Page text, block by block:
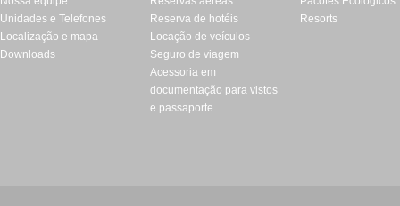
Unidades e Telefones
Localização e mapa
Downloads
Reserva de hotéis
Locação de veículos
Seguro de viagem
Acessoria em
documentação para vistos
e passaporte
Resorts